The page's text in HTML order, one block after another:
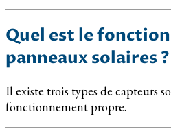
Quel est le
panneaux solaires ?
Il existe trois types de capteurs
fonctionnement propre.